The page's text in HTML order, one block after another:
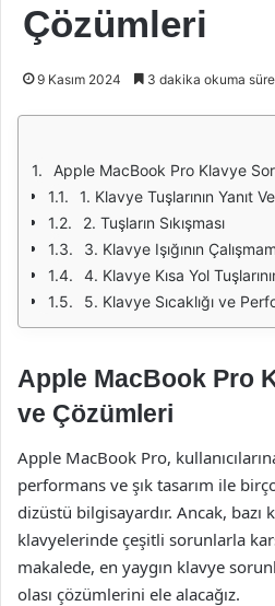
Çözümleri
9 Kasım 2024 3 dakika okuma
Apple MacBook Pro Klavye
1. Klavye Tuşlarının Yanıt
2. Tuşların Sıkışması
3. Klavye Işığının
4. Klavye Kısa Yol
5. Klavye Sıcaklığı ve
Apple MacBook Pro
ve Çözümleri
Apple MacBook Pro,
performans ve şık tasarım ile
dizüstü bilgisayardır. Ancak, bazı
klavyelerinde çeşitli sorunlarla
makalede, en yaygın klavye
olası çözümlerini ele alacağız.